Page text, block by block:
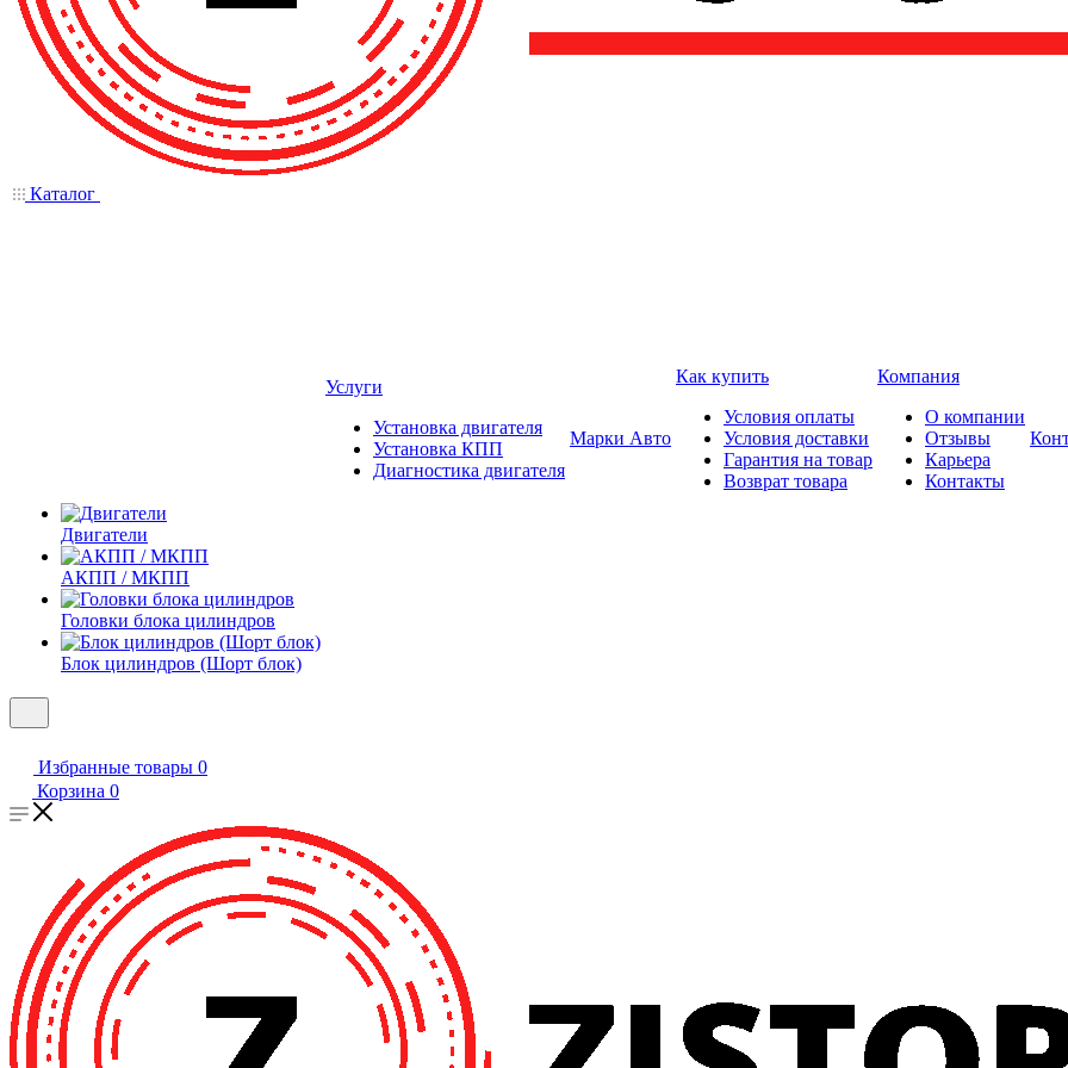
Каталог
Двигатели
АКПП / МКПП
Головки блока цилиндров
Блок цилиндров (Шорт блок)
Услуги
Установка двигателя
Установка КПП
Диагностика двигателя
Марки Авто
Как купить
Условия оплаты
Условия доставки
Гарантия на товар
Возврат товара
Компания
О компании
Отзывы
Карьера
Контакты
Избранные товары 0
Корзина 0